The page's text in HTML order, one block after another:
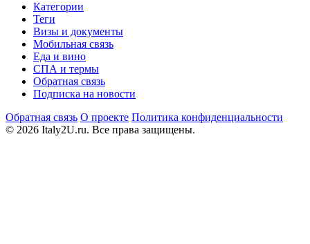
Категории
Теги
Визы и документы
Мобильная связь
Еда и вино
СПА и термы
Обратная связь
Подписка на новости
Обратная связь О проекте Политика конфиденциальности
© 2026 Italy2U.ru. Все права защищены.